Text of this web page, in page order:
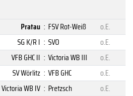
Pratau : FSV Rot-Weiß
o.E.
SG K/R I : SVO
o.E.
VFB GHC II : Victoria WB III
o.E.
SV Wörlitz : VFB GHC
o.E.
Victoria WB IV : Pretzsch
o.E.